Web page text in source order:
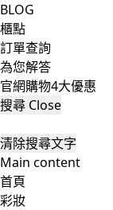
BLOG
櫃點
訂單查詢
為您解答
官網購物4大優惠
搜尋 Close
清除搜尋文字
Main content
首頁
彩妝